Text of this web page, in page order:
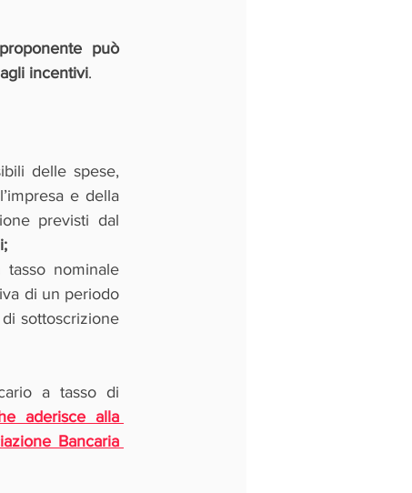
può
incentivi.
delle spese,
e della
previsti dal
nominale
di un periodo
sottoscrizione
a tasso di
aderisce alla
Bancaria